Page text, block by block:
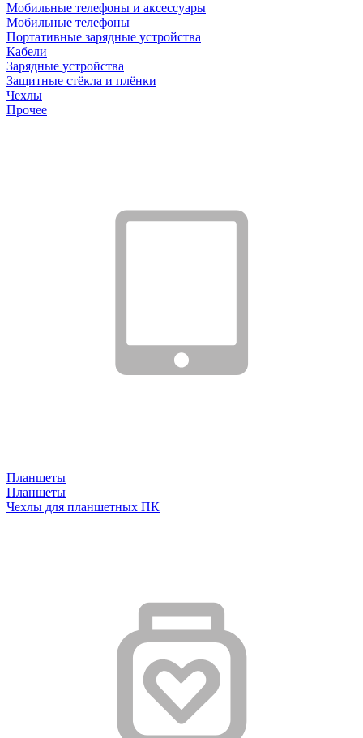
Мобильные телефоны и аксессуары
Мобильные телефоны
Портативные зарядные устройства
Кабели
Зарядные устройства
Защитные стёкла и плёнки
Чехлы
Прочее
Планшеты
Планшеты
Чехлы для планшетных ПК